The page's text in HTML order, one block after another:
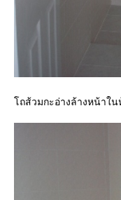
โถส้วมกะอ่างล้างหน้าใ